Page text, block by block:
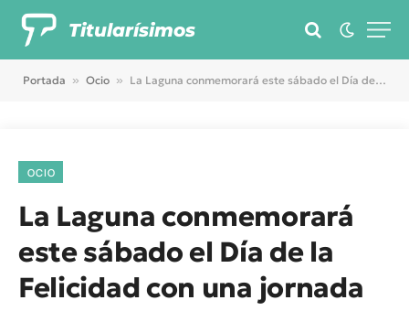
Titularísimos
Portada » Ocio » La Laguna conmemorará este sábado el Día de la Felicidad con una jornada de ocio y dinamización para todas las edades
OCIO
La Laguna conmemorará
este sábado el Día de la
Felicidad con una jornada